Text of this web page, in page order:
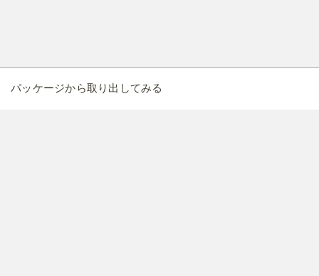
パッケージから取り出してみる